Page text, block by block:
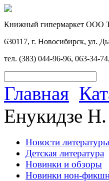
Книжный гипермаркет ООО
630117, г. Новосибирск, ул.
тел. (383) 044-96-96, 063-34-
Главная
Енукидзе Н.
Новости литературы
Детская литература
Новинки и обзоры
Новинки нон-